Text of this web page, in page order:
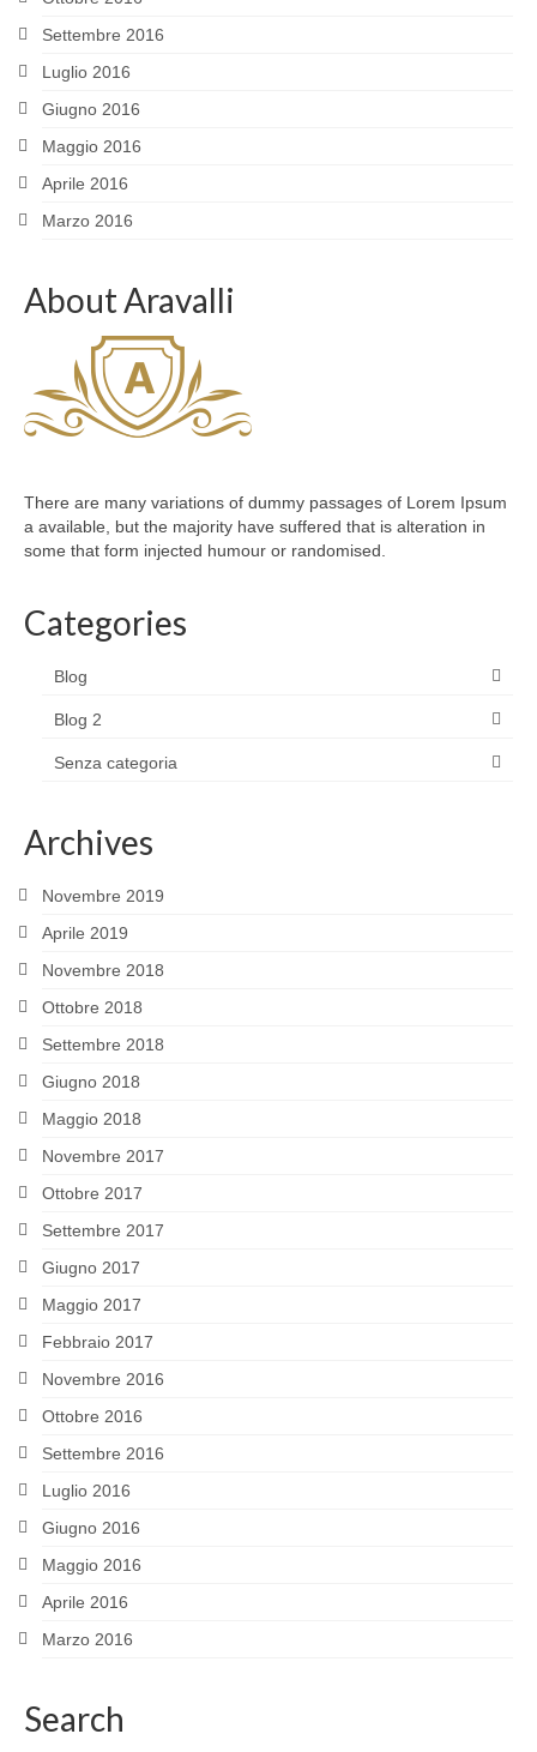
Settembre 2016
Luglio 2016
Giugno 2016
Maggio 2016
Aprile 2016
Marzo 2016
About Aravalli
There are many variations of dummy passages of Lorem Ipsum
a available, but the majority have suffered that is alteration in
some that form injected humour or randomised.
Categories
Blog
Blog 2
Senza categoria
Archives
Novembre 2019
Aprile 2019
Novembre 2018
Ottobre 2018
Settembre 2018
Giugno 2018
Maggio 2018
Novembre 2017
Ottobre 2017
Settembre 2017
Giugno 2017
Maggio 2017
Febbraio 2017
Novembre 2016
Ottobre 2016
Settembre 2016
Luglio 2016
Giugno 2016
Maggio 2016
Aprile 2016
Marzo 2016
Search